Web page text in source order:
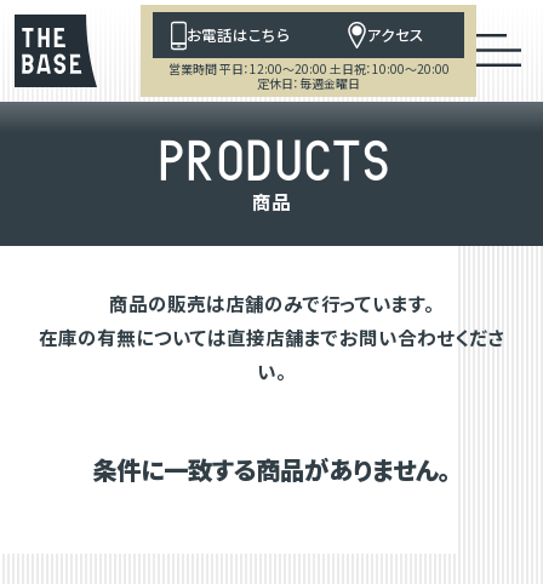
お電話はこちら アクセス
営業時間 平日：12:00～20:00 土日祝：10:00～20:00
定休日：毎週金曜日
PRODUCTS
商品
商品の販売は店舗のみで行っています。
在庫の有無については直接店舗までお問い合わせくださ
い。
条件に一致する商品がありません。